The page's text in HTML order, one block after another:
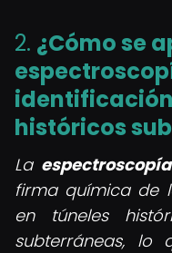
2. ¿Cómo se
históricos
La espectroscopía
firma química de
en túneles
subterráneas, lo